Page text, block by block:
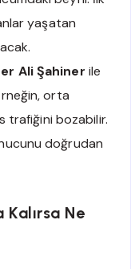
yaşatan
Ali Şahiner ile
orta
trafiğini bozabilir.
doğrudan
Ne